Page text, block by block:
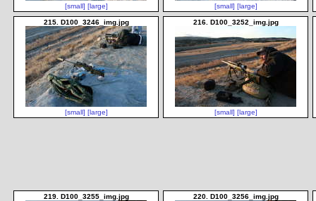
[small] [large] [small] [large]
215. D100_3246_img.jpg
[small] [large]
216. D100_3252_img.jpg
[small] [large]
219. D100_3255_img.jpg 220. D100_3256_img.jpg